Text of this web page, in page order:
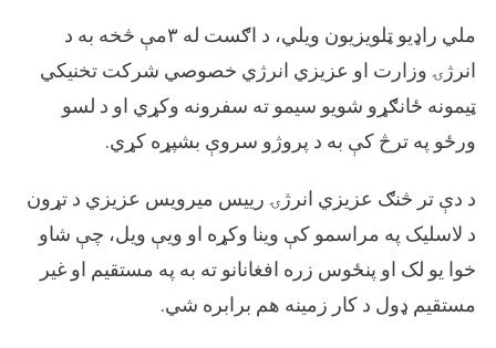
ملي راډيو ټلویزیون ویلي، د اګست له ۳مې څخه به د
انرژۍ وزارت او عزیزي انرژي خصوصي شرکت تخنیکي
ټیمونه ځانګړو شویو سیمو ته سفرونه وکړي او د لسو
ورځو په ترڅ کې به د پروژو سروې بشپړه کړي.
د دې تر څنګ عزیزي انرژۍ رییس میرویس عزیزي د تړون
د لاسلیک په مراسمو کې وینا وکړه او ویې ویل، چې شاو
خوا یو لک او پنځوس زره افغانانو ته به په مستقیم او غیر
مستقیم ډول د کار زمینه هم برابره شي.